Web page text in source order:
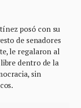
posó con su
de senadores
le regalaron al
dentro de la
sin